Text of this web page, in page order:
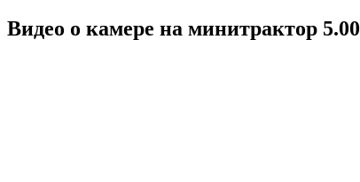
Видео о камере на минитрактор